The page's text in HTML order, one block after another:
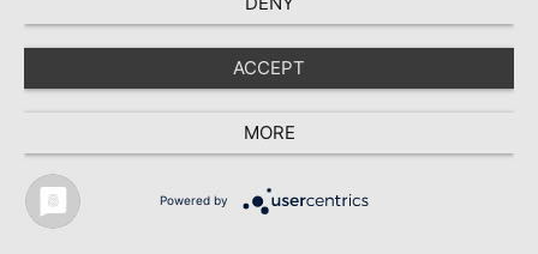
ACCEPT
MORE
Powered by